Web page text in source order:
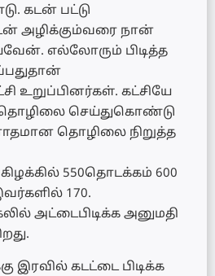
கடன் பட்டு
அழிக்கும்வரை நான்
எல்லோரும் பிடித்த
உறுப்பினர்கள். கட்சியே
செய்துகொண்டு
தொழிலை நிறுத்த
550தொடக்கம் 600
170.
அட்டைபிடிக்க அனுமதி
இரவில் கடட்டை பிடிக்க